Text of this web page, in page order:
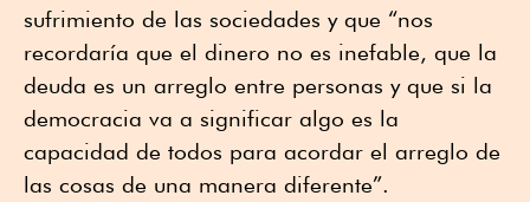
sufrimiento de las sociedades y que “nos
recordaría que el dinero no es inefable, que la
deuda es un arreglo entre personas y que si la
democracia va a significar algo es la
capacidad de todos para acordar el arreglo de
las cosas de una manera diferente”.